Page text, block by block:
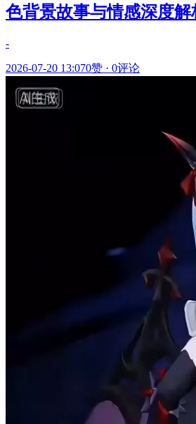
色背景故事与情感深度解
-
2026-07-20 13:070赞 · 0评论